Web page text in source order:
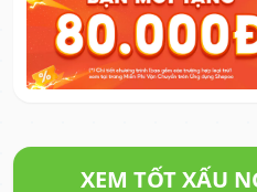
XEM TỐT XẤU